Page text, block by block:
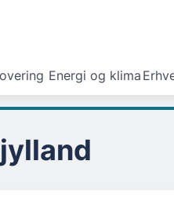
Energi og klima